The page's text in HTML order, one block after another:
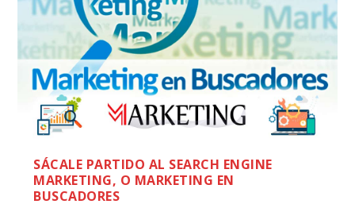
SÁCALE PARTIDO AL SEARCH ENGINE
MARKETING, O MARKETING EN
BUSCADORES